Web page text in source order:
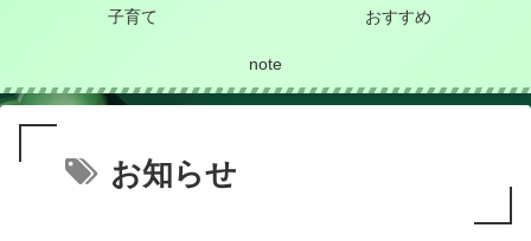
子育て おすすめ
note
お知らせ